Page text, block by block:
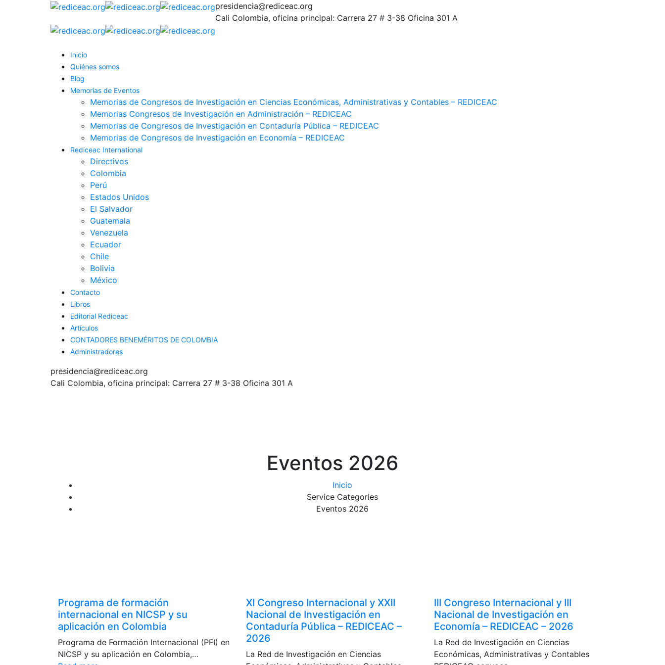
presidencia@rediceac.org
Cali Colombia, oficina principal: Carrera 27 # 3-38 Oficina 301 A
Inicio
Quiénes somos
Blog
Memorias de Eventos
Memorias de Congresos de Investigación en Ciencias Económicas, Administrativas y Contables – REDICEAC
Memorias Congresos de Investigación en Administración – REDICEAC
Memorias de Congresos de Investigación en Contaduría Pública – REDICEAC
Memorias de Congresos de Investigación en Economía – REDICEAC
Rediceac International
Directivos
Colombia
Perú
Estados Unidos
El Salvador
Guatemala
Venezuela
Ecuador
Chile
Bolivia
México
Contacto
Libros
Editorial Rediceac
Artículos
CONTADORES BENEMÉRITOS DE COLOMBIA
Administradores
presidencia@rediceac.org
Cali Colombia, oficina principal: Carrera 27 # 3-38 Oficina 301 A
Eventos 2026
Inicio
Service Categories
Eventos 2026
Programa de formación
internacional en NICSP y su
aplicación en Colombia
Programa de Formación Internacional (PFI) en
NICSP y su aplicación en Colombia,…
XI Congreso Internacional y XXII
Nacional de Investigación en
Contaduría Pública – REDICEAC –
2026
La Red de Investigación en Ciencias
III Congreso Internacional y III
Nacional de Investigación en
Economía – REDICEAC – 2026
La Red de Investigación en Ciencias
Económicas, Administrativas y Contables